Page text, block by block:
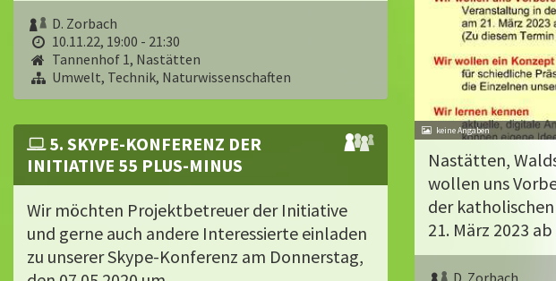
D. Zorbach
10.11.22, 19:00 - 21:30
Tannenhof 1, Nastätten
Umwelt, Technik, Naturwissenschaften
Nastätten,
wollen uns
der
21. März 2023 ab
5. SKYPE-KONFERENZ DER
INITIATIVE 55 PLUS-MINUS
Wir möchten Projektbetreuer der Initiative
und gerne auch andere Interessierte einladen
zu unserer Skype-Konferenz am Donnerstag,